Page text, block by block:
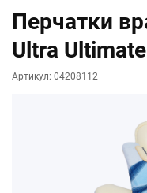
Перчатки
Ultra
Артикул: 04208112